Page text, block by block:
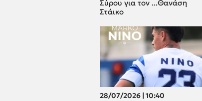
Σύρου για τον ...Θανάση
Στάικο
28/07/2026 | 10:40